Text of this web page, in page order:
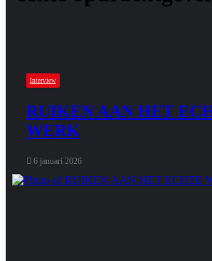
Interview
RUIKEN AAN HET
WERK
6 januari 2026